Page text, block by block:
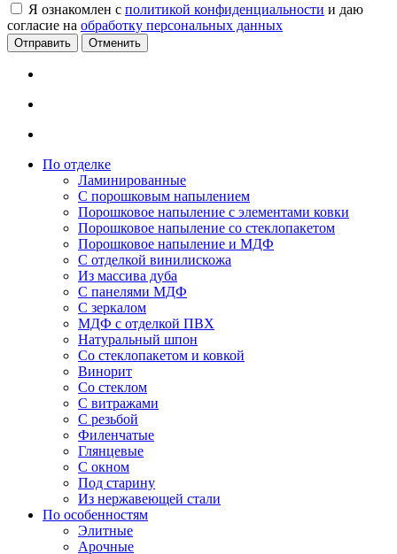
Я ознакомлен с политикой конфиденциальности и даю
согласие на обработку персональных данных
Отменить
По отделке
Ламинированные
С порошковым напылением
Порошковое напыление с элементами ковки
Порошковое напыление со стеклопакетом
Порошковое напыление и МДФ
С отделкой винилискожа
Из массива дуба
С панелями МДФ
С зеркалом
МДФ с отделкой ПВХ
Натуральный шпон
Со стеклопакетом и ковкой
Винорит
Со стеклом
С витражами
С резьбой
Филенчатые
Глянцевые
С окном
Под старину
Из нержавеющей стали
По особенностям
Элитные
Арочные